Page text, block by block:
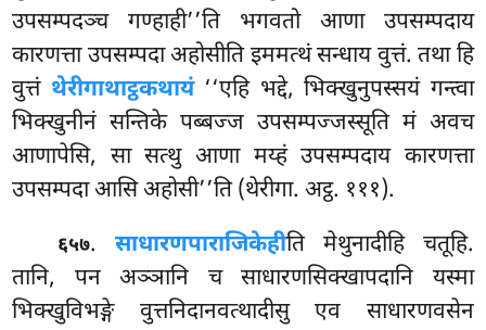
उपसम्पदञ्च गण्हाही’’ति भगवतो आणा उपसम्पदाय
कारणत्ता उपसम्पदा अहोसीति इममत्थं सन्धाय वुत्तं. तथा हि
वुत्तं थेरीगाथाट्ठकथायं‘‘एहि भद्दे, भिक्खुनुपस्सयं गन्त्वा
भिक्खुनीनं सन्तिके पब्बज्ज उपसम्पज्जस्सूति मं अवच
आणापेसि, सा सत्थु आणा मय्हं उपसम्पदाय कारणत्ता
उपसम्पदा आसि अहोसी’’ति (थेरीगा. अट्ठ. १११).
६५७. साधारणपाराजिकेहीति मेथुनादीहि चतूहि.
तानि, पन अञ्ञानि च साधारणसिक्खापदानि यस्मा
भिक्खुविभङ्गे वुत्तनिदानवत्थादीसु एव साधारणवसेन